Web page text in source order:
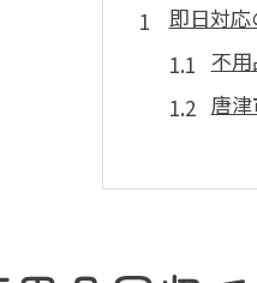
即日対
不
唐
不
不
安心でき